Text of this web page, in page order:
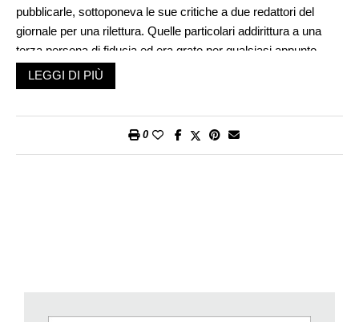
pubblicarle, sottoponeva le sue critiche a due redattori del
giornale per una rilettura. Quelle particolari addirittura a una
terza persona di fiducia ed era grato per qualsiasi appunto,
anche la segnalazione di una ripetizione.
tratta, va detto, di una riedizione che raccoglie la
pagine del giornale dallo stesso direttore (mentre in Svizzera i
LEGGI DI PIÙ
0